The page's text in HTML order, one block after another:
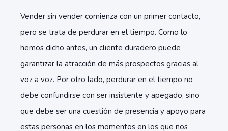
Vender sin vender comienza con un primer contacto,
pero se trata de perdurar en el tiempo. Como lo
hemos dicho antes, un cliente duradero puede
garantizar la atracción de más prospectos gracias al
voz a voz. Por otro lado, perdurar en el tiempo no
debe confundirse con ser insistente y apegado, sino
que debe ser una cuestión de presencia y apoyo para
estas personas en los momentos en los que nos